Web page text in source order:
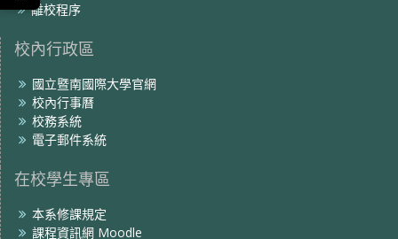
離校程序
校內行政區
國立暨南國際大學官網
校內行事曆
校務系統
電子郵件系統
在校學生專區
本系修課規定
課程資訊網 Moodle